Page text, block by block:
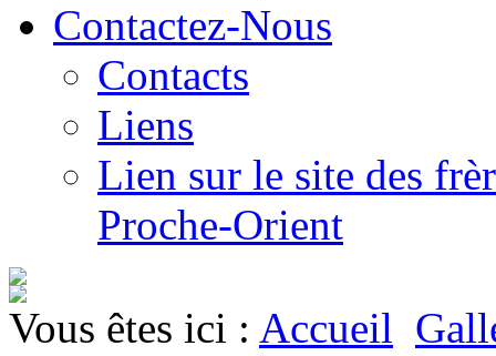
Contactez-Nous
Contacts
Liens
Lien sur le site des
Proche-Orient
Vous êtes ici : Accueil